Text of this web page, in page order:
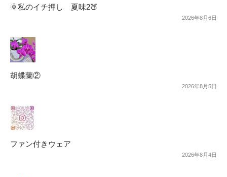
🌞私のイチ押し 夏味2🍑
2026年8月6日
胡蝶蘭②
2026年8月5日
ファン付きウェア
2026年8月4日